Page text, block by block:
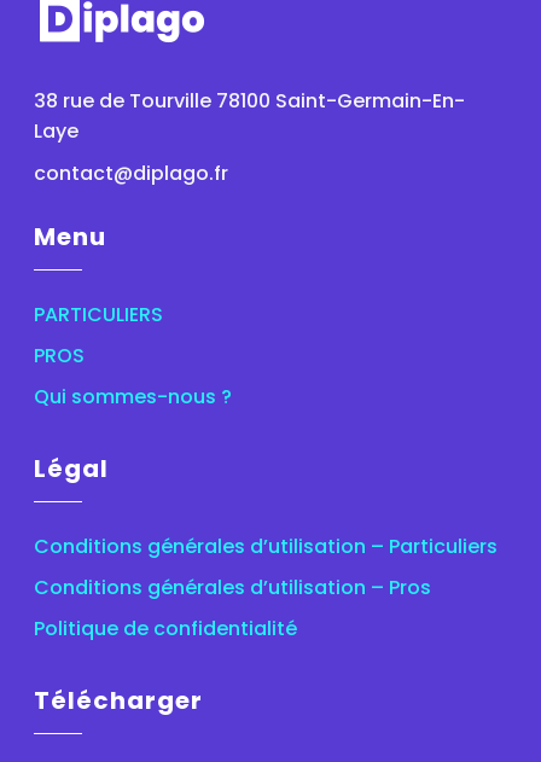
38 rue de Tourville 78100 Saint-Germain-En-
Laye
contact@diplago.fr
Menu
PARTICULIERS
PROS
Qui sommes-nous ?
Légal
Conditions générales d’utilisation – Particuliers
Conditions générales d’utilisation – Pros
Politique de confidentialité
Télécharger